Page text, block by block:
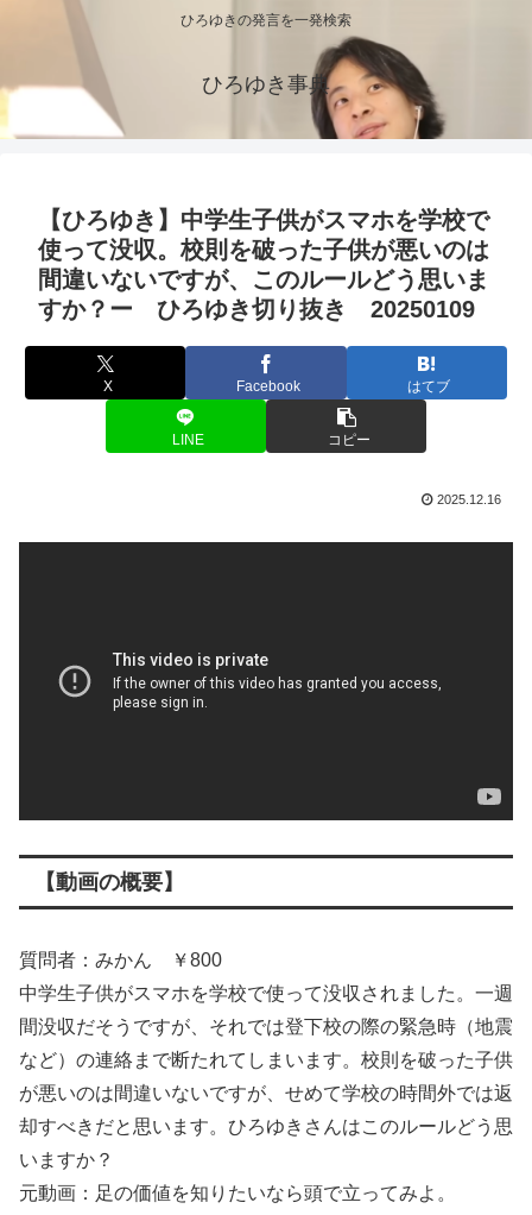
ひろゆきの発言を一発検索
ひろゆき事典
【ひろゆき】中学生子供がスマホを学校で
使って没収。校則を破った子供が悪いのは
間違いないですが、このルールどう思いま
すか？ー ひろゆき切り抜き 20250109
X Facebook はてブ
LINE コピー
2025.12.16
【動画の概要】
質問者：みかん ￥800
中学生子供がスマホを学校で使って没収されました。一週
間没収だそうですが、それでは登下校の際の緊急時（地震
など）の連絡まで断たれてしまいます。校則を破った子供
が悪いのは間違いないですが、せめて学校の時間外では返
却すべきだと思います。ひろゆきさんはこのルールどう思
いますか？
元動画：足の価値を知りたいなら頭で立ってみよ。